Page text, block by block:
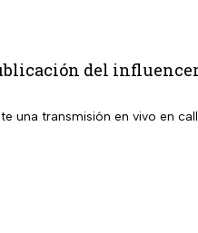
del
una transmisión en vivo en